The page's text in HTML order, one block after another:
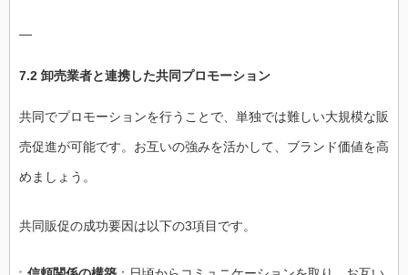
—
7.2 卸売業者と連携した共同プロモーション
共同でプロモーションを行うことで、単独では難しい大規模な販
売促進が可能です。お互いの強みを活かして、ブランド価値を高
めましょう。
共同販促の成功要因は以下の3項目です。